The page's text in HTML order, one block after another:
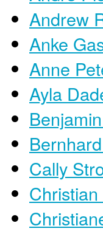
Andrew
Anke
Anne
Ayla
Cally